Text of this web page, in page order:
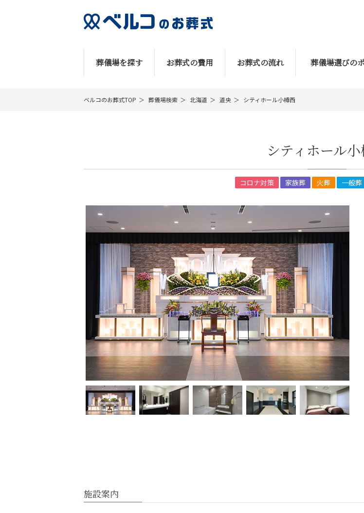
葬儀場を探す お葬式の費用 お葬式の流れ 葬儀場選びの
ベルコのお葬式TOP 葬儀場検索 北海道 道央 シティホール小樽西
シティホール
コロナ対策 家族葬 火葬 一般葬
施設案内